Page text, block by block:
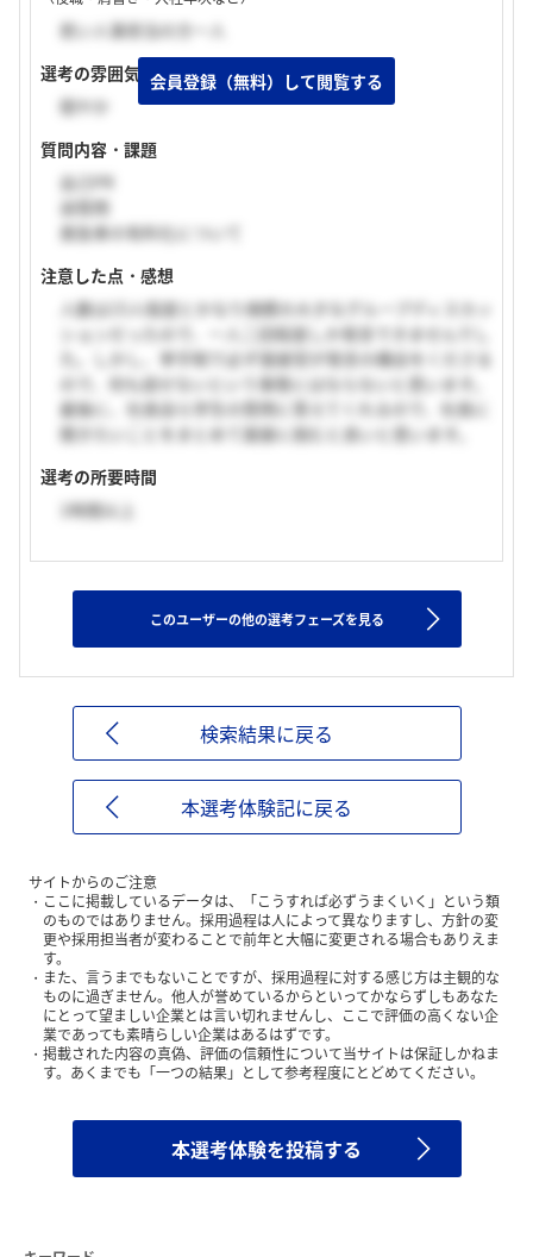
若い人事担当の方一人
選考の雰囲気
穏やか
質問内容・課題
自己PR
逆質問
救急車の有料化について
注意した点・感想
人数は15人程度とかなり規模の大きなグループディスカッ
ションだったので、一人二回程度しか発言できませんでし
た。しかし、挙手制で必ず面接官が発言の機会をくださる
ので、何も話せないという事態にはならないと思います。
最後に、社長自ら学生の質問に答えてくれるので、社長に
聞きたいことをまとめて面接に挑むと良いと思います。
選考の所要時間
1時間以上
このユーザーの他の選考フェーズを見る
検索結果に戻る
本選考体験記に戻る
サイトからのご注意
ここに掲載しているデータは、「こうすれば必ずうまくいく」という類
のものではありません。採用過程は人によって異なりますし、方針の変
更や採用担当者が変わることで前年と大幅に変更される場合もありえま
す。
また、言うまでもないことですが、採用過程に対する感じ方は主観的な
ものに過ぎません。他人が誉めているからといってかならずしもあなた
にとって望ましい企業とは言い切れませんし、ここで評価の高くない企
業であっても素晴らしい企業はあるはずです。
掲載された内容の真偽、評価の信頼性について当サイトは保証しかねま
す。あくまでも「一つの結果」として参考程度にとどめてください。
本選考体験を投稿する